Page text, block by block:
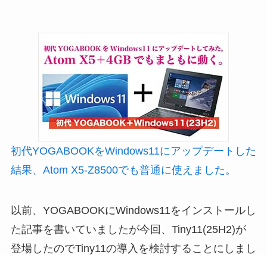
初代YOGABOOKをWindows11にアップデートした
結果、Atom X5-Z8500でも普通に使えました。
以前、YOGABOOKにWindows11をインストールし
た記事を書いていましたが今回、Tiny11(25H2)が
登場したのでTiny11の導入を検討することにしまし